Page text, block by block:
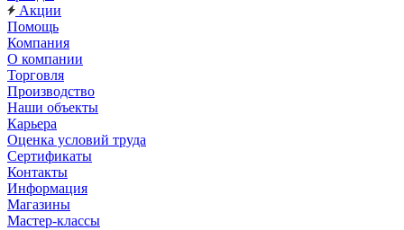
Акции
Помощь
Компания
О компании
Торговля
Производство
Наши объекты
Карьера
Оценка условий труда
Сертификаты
Контакты
Информация
Магазины
Мастер-классы